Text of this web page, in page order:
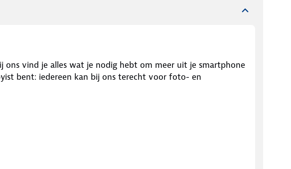
ons vind je alles wat je nodig hebt om meer uit je smartphone
bent: iedereen kan bij ons terecht voor foto- en